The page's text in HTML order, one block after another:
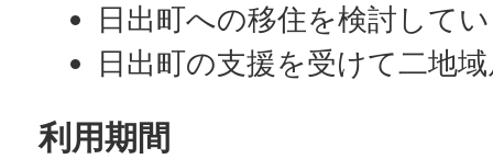
日出町への移住を検討して
日出町の支援を受けて二地
利用期間